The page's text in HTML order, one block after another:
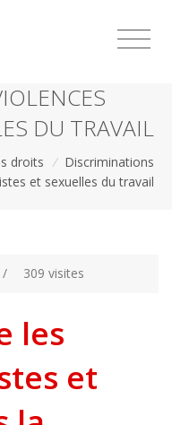
DU TRAVAIL
droits / Discriminations
et sexuelles du travail
/ 309 visites
les
et